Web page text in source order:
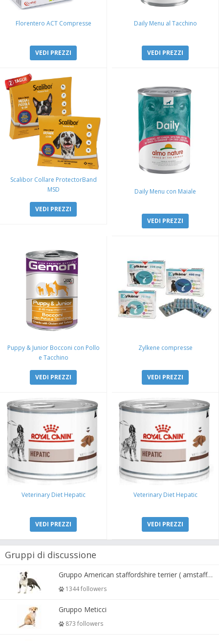
Florentero ACT Compresse
VEDI PREZZI
Daily Menu al Tacchino
VEDI PREZZI
Scalibor Collare ProtectorBand
MSD
VEDI PREZZI
Daily Menu con Maiale
VEDI PREZZI
Puppy & Junior Bocconi con Pollo
e Tacchino
VEDI PREZZI
Zylkene compresse
VEDI PREZZI
Veterinary Diet Hepatic
VEDI PREZZI
Veterinary Diet Hepatic
VEDI PREZZI
Gruppi di discussione
Gruppo American staffordshire terrier ( amstaff, amastaff )
1344 followers
Gruppo Meticci
873 followers